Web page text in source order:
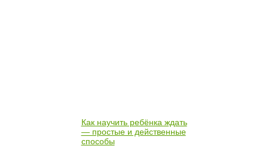
Как научить ребёнка ждать
— простые и действенные
способы